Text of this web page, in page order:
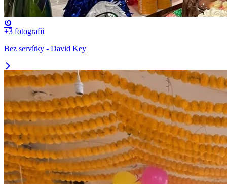
+3 fotografii
Bez servítky - David Key